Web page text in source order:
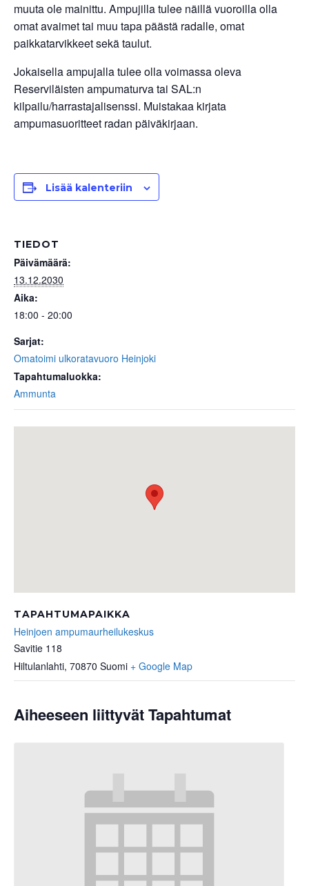
muuta ole mainittu. Ampujilla tulee näillä vuoroilla olla
omat avaimet tai muu tapa päästä radalle, omat
paikkatarvikkeet sekä taulut.
Jokaisella ampujalla tulee olla voimassa oleva
Reserviläisten ampumaturva tai SAL:n
kilpailu/harrastajalisenssi. Muistakaa kirjata
ampumasuoritteet radan päiväkirjaan.
Lisää kalenteriin
TIEDOT
Päivämäärä:
13.12.2030
Aika:
18:00 - 20:00
Sarjat:
Omatoimi ulkoratavuoro Heinjoki
Tapahtumaluokka:
Ammunta
TAPAHTUMAPAIKKA
Heinjoen ampumaurheilukeskus
Savitie 118
Hiltulanlahti, 70870 Suomi + Google Map
Aiheeseen liittyvät Tapahtumat